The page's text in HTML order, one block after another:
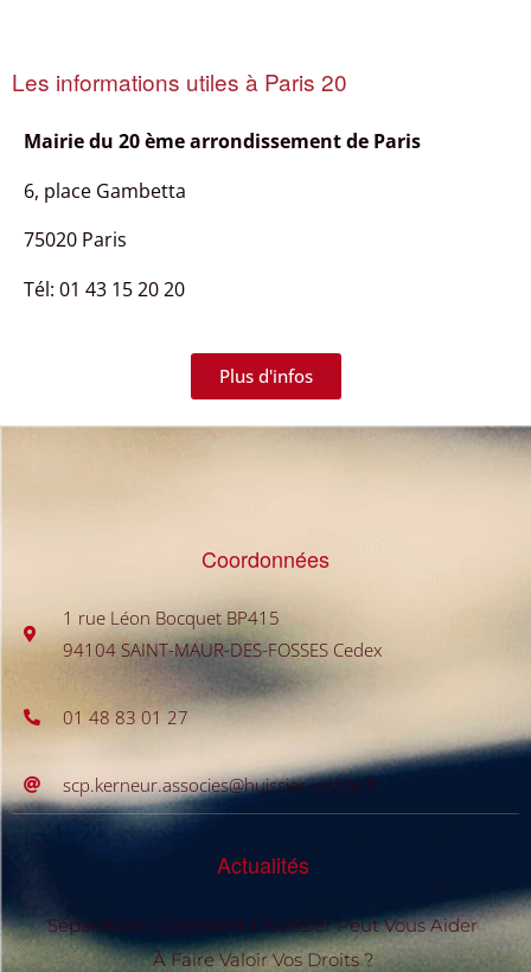
Les informations utiles à Paris 20
Mairie du 20 ème arrondissement de Paris
6, place Gambetta
75020 Paris
Tél: 01 43 15 20 20
Plus d'infos
Coordonnées
1 rue Léon Bocquet BP415
94104 SAINT-MAUR-DES-FOSSES Cedex
01 48 83 01 27
scp.kerneur.associes@huissier-justice.fr
Actualités
Séparation : Comment L’huissier Peut Vous Aider
À Faire Valoir Vos Droits ?